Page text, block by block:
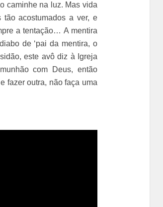
caminhe na luz. Mas vida
tão acostumados a ver, e
a tentação… A mentira
de ‘pai da mentira, o
este avô diz à Igreja
com Deus, então
fazer outra, não faça uma